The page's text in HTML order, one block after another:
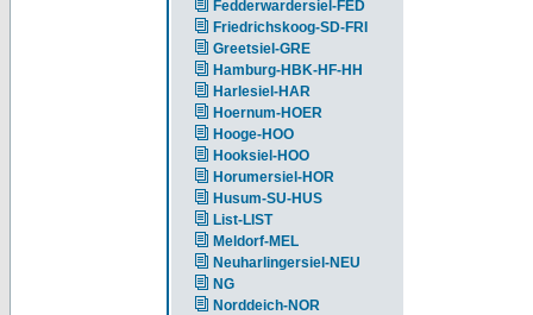
Fedderwardersiel-FED
Friedrichskoog-SD-FRI
Greetsiel-GRE
Hamburg-HBK-HF-HH
Harlesiel-HAR
Hoernum-HOER
Hooge-HOO
Hooksiel-HOO
Horumersiel-HOR
Husum-SU-HUS
List-LIST
Meldorf-MEL
Neuharlingersiel-NEU
NG
Norddeich-NOR